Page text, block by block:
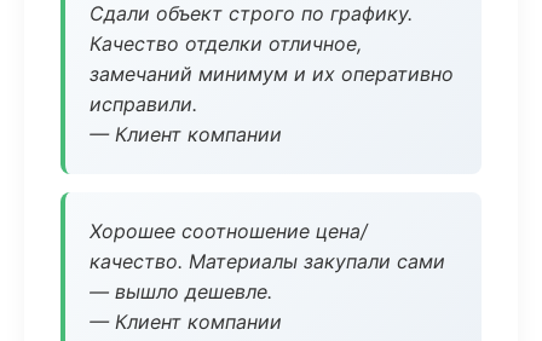
Сдали объект строго по графику.
Качество отделки отличное,
замечаний минимум и их оперативно
исправили.
— Клиент компании
Хорошее соотношение цена/
качество. Материалы закупали сами
— вышло дешевле.
— Клиент компании